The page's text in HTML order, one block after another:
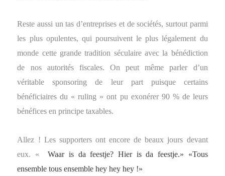
Reste aussi un tas d’entreprises et de sociétés, surtout parmi
les plus opulentes, qui poursuivent le plus légalement du
monde cette grande tradition séculaire avec la bénédiction
de nos autorités fiscales. On peut même parler d’un
véritable sponsoring de leur part puisque certains
bénéficiaires du « ruling » ont pu exonérer 90 % de leurs
bénéfices en principe taxables.
Allez ! Les supporters ont encore de beaux jours devant
eux. «Waar is da feestje? Hier is da feestje.» «Tous
ensemble tous ensemble hey hey hey !»